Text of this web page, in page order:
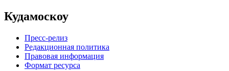
Кудамоскоу
Пресс-релиз
Редакционная политика
Правовая информация
Формат ресурса